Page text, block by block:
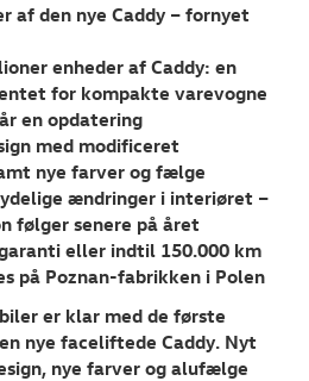
Tilmeld dig
Aktuelt
OM OS
af den nye Caddy – fornyet
enheder af Caddy: en
for kompakte varevogne
en opdatering
med modificeret
nye farver og fælge
ændringer i interiøret –
følger senere på året
eller indtil 150.000 km
på Poznan-fabrikken i Polen
er klar med de første
nye faceliftede Caddy. Nyt
nye farver og alufælge